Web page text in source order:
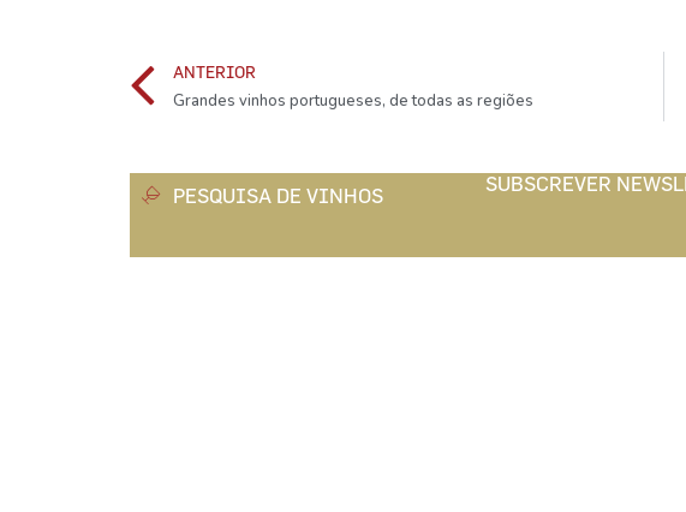
ANTERIOR
Grandes vinhos portugueses, de todas as regiões
PESQUISA DE VINHOS
SUBSCREVER